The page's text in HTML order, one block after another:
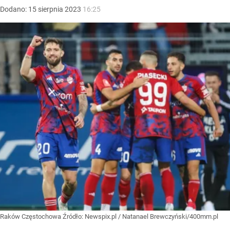
Dodano: 15 sierpnia 2023 16:25
Raków Częstochowa Źródło: Newspix.pl / Natanael Brewczyński/400mm.pl